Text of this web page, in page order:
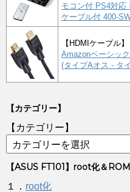
モコン付 PS4対応
ケーブル付 400-
【HDMIケーブル】
Amazonベーシッ
(タイプAオス - タ
【カテゴリー】
【カテゴリー】
【ASUS FT101】root化＆
１． root化